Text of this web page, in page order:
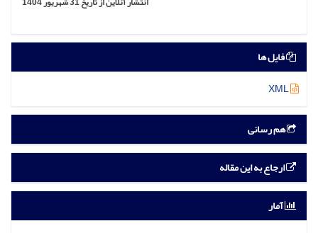
فایل ها
هم رسانی
ارجاع به این مقاله
آمار